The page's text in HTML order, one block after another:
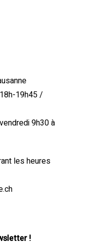
19h45 /
9h30 à
les heures
!